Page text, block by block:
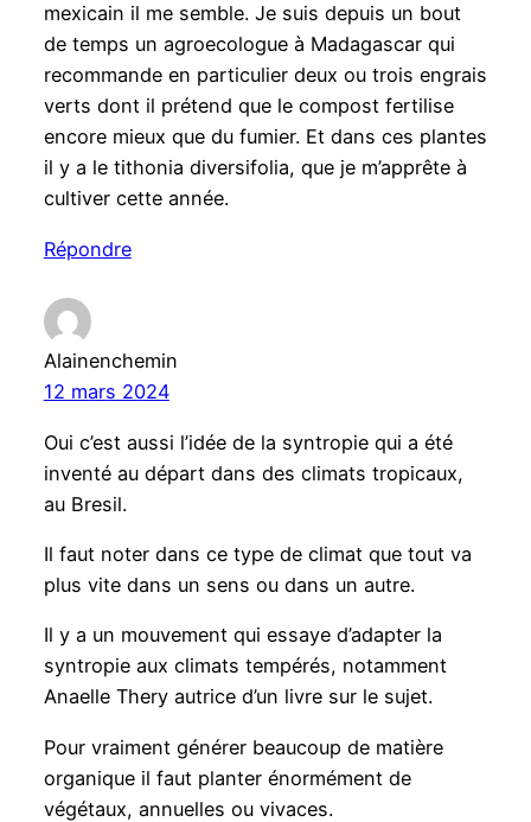
mexicain il me semble. Je suis depuis un bout
de temps un agroecologue à Madagascar qui
recommande en particulier deux ou trois engrais
verts dont il prétend que le compost fertilise
encore mieux que du fumier. Et dans ces plantes
il y a le tithonia diversifolia, que je m’apprête à
cultiver cette année.
Répondre
Alainenchemin
12 mars 2024
Oui c’est aussi l’idée de la syntropie qui a été
inventé au départ dans des climats tropicaux,
au Bresil.
Il faut noter dans ce type de climat que tout va
plus vite dans un sens ou dans un autre.
Il y a un mouvement qui essaye d’adapter la
syntropie aux climats tempérés, notamment
Anaelle Thery autrice d’un livre sur le sujet.
Pour vraiment générer beaucoup de matière
organique il faut planter énormément de
végétaux, annuelles ou vivaces.